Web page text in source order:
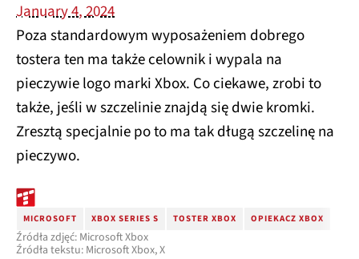
January 4, 2024
Poza standardowym wyposażeniem dobrego
tostera ten ma także celownik i wypala na
pieczywie logo marki Xbox. Co ciekawe, zrobi to
także, jeśli w szczelinie znajdą się dwie kromki.
Zresztą specjalnie po to ma tak długą szczelinę na
pieczywo.
MICROSOFT XBOX SERIES S TOSTER XBOX OPIEKACZ XBOX
Źródła zdjęć: Microsoft Xbox
Źródła tekstu: Microsoft Xbox, X